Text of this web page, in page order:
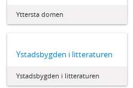
Yttersta domen
Ystadsbygden i litteraturen
Ystadsbygden i litteraturen